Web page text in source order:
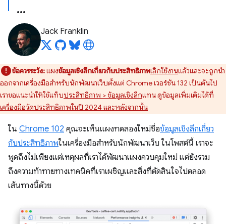
Jack Franklin
ข้อควรระวัง:แผงข้อมูลเชิงลึกเกี่ยวกับประสิทธิภาพเลิกใช้งานแล้วและจะถูกนำ
ออกจากเครื่องมือสำหรับนักพัฒนาเว็บตั้งแต่ Chrome เวอร์ชัน 132 เป็นต้นไป
เราขอแนะนำให้ใช้แท็บประสิทธิภาพ > ข้อมูลเชิงลึกแทน ดูข้อมูลเพิ่มเติมได้ที่
เครื่องมือวัดประสิทธิภาพในปี 2024 และหลังจากนั้น
ใน Chrome 102 คุณจะเห็นแผงทดลองใหม่ชื่อข้อมูลเชิงลึกเกี่ยว
กับประสิทธิภาพในเครื่องมือสำหรับนักพัฒนาเว็บ ในโพสต์นี้ เราจะ
พูดถึงไม่เพียงแต่เหตุผลที่เราได้พัฒนาแผงควบคุมใหม่ แต่ยังรวม
ถึงความท้าทายทางเทคนิคที่เราเผชิญและสิ่งที่ตัดสินใจไปตลอด
เส้นทางนี้ด้วย